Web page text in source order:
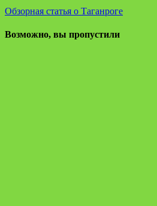
Обзорная статья о Таганроге
Возможно, вы пропустили